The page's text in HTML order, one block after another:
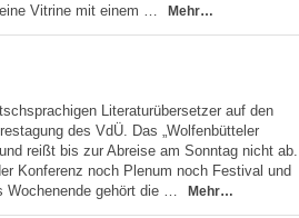
Vitrine mit einem …
Mehr…
Literaturübersetzer auf den
des VdÜ. Das „Wolfenbütteler
reißt bis zur Abreise am Sonntag nicht ab.
Konferenz noch Plenum noch Festival und
Wochenende gehört die …
Mehr…